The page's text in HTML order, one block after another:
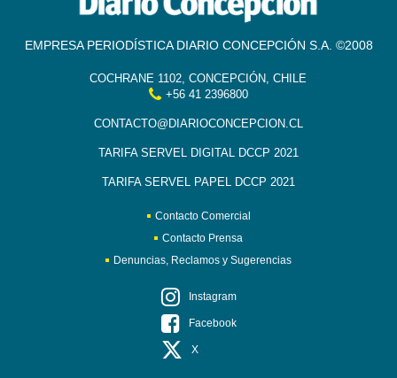
EMPRESA PERIODÍSTICA DIARIO CONCEPCIÓN S.A. ©2008
COCHRANE 1102, CONCEPCIÓN, CHILE
+56 41 2396800
CONTACTO@DIARIOCONCEPCION.CL
TARIFA SERVEL DIGITAL DCCP 2021
TARIFA SERVEL PAPEL DCCP 2021
Contacto Comercial
Contacto Prensa
Denuncias, Reclamos y Sugerencias
Instagram
Facebook
X